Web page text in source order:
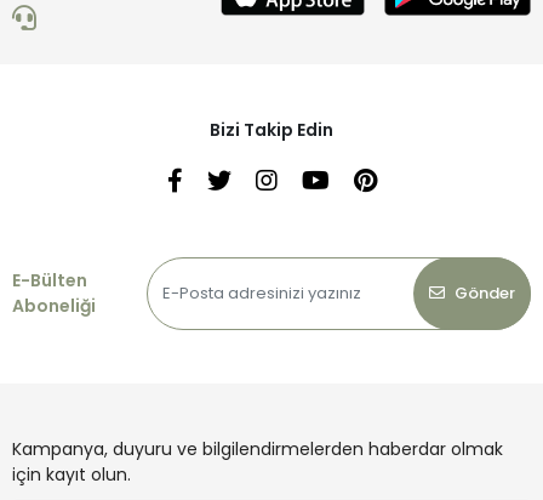
Bizi Takip Edin
E-Bülten
Aboneliği
Gönder
Kampanya, duyuru ve bilgilendirmelerden haberdar olmak
için kayıt olun.